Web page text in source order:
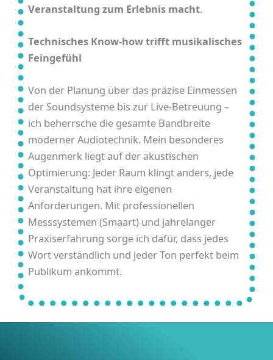
Veranstaltung zum Erlebnis macht.
Technisches Know-how trifft musikalisches
Feingefühl
Von der Planung über das präzise Einmessen
der Soundsysteme bis zur Live-Betreuung –
ich beherrsche die gesamte Bandbreite
moderner Audiotechnik. Mein besonderes
Augenmerk liegt auf der akustischen
Optimierung: Jeder Raum klingt anders, jede
Veranstaltung hat ihre eigenen
Anforderungen. Mit professionellen
Messsystemen (Smaart) und jahrelanger
Praxiserfahrung sorge ich dafür, dass jedes
Wort verständlich und jeder Ton perfekt beim
Publikum ankommt.